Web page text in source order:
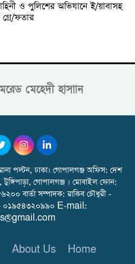
ও পুলিশের অভিযানে ই/য়াবাসহ
ফতার
মেহেদী হাসাান
পল্টন, ঢাকা। গোপালগঞ্জ অফিস: দেশ
টুঙ্গিপাড়া, গোপালগঞ্জ । মোবাইল ফোন:
বার্তা সম্পাদক: রাকিব চৌধুরী -
০১৯৫৪৩২০৯৯০ E-mail:
About Us Home